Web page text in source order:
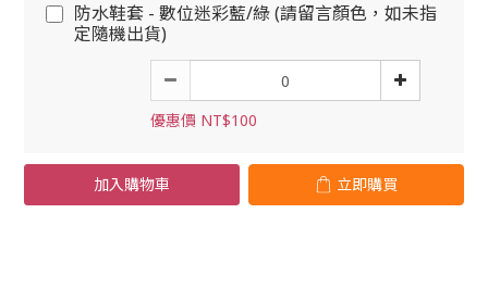
防水鞋套 - 數位迷彩藍/綠 (請留言顏色，如未指
定隨機出貨)
優惠價 NT$100
加入購物車 立即購買